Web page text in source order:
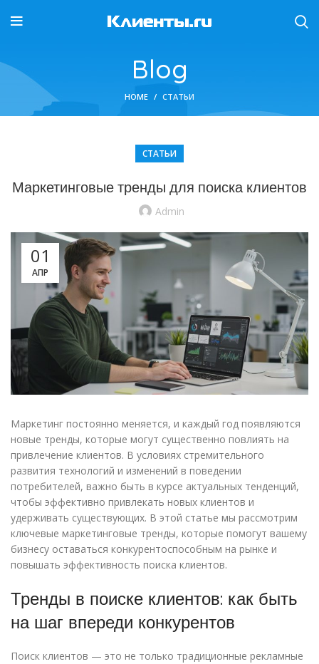
Blog
HOME СТАТЬИ
СТАТЬИ
Маркетинговые тренды для поиска клиентов
Admin
01
АПР
Маркетинг постоянно меняется, и каждый год появляются
новые тренды, которые могут существенно повлиять на
привлечение клиентов. В условиях стремительного
развития технологий и изменений в поведении
потребителей, важно быть в курсе актуальных тенденций,
чтобы эффективно привлекать новых клиентов и
удерживать существующих. В этой статье мы рассмотрим
ключевые маркетинговые тренды, которые помогут вашему
бизнесу оставаться конкурентоспособным на рынке и
повышать эффективность поиска клиентов.
Тренды в поиске клиентов: как быть
на шаг впереди конкурентов
Поиск клиентов — это не только традиционные рекламные